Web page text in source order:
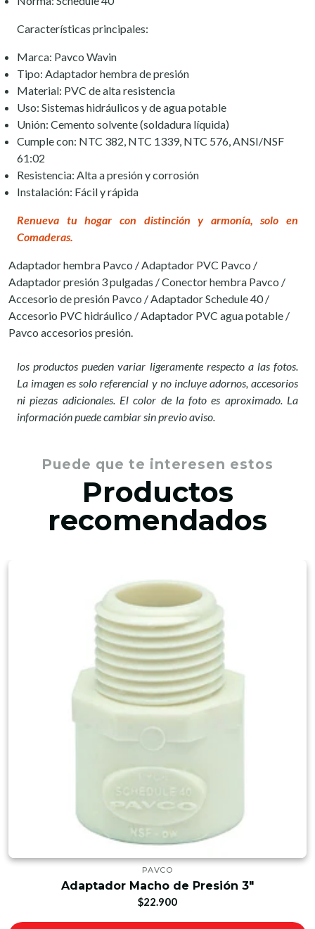
Características principales:
Marca: Pavco Wavin
Tipo: Adaptador hembra de presión
Material: PVC de alta resistencia
Uso: Sistemas hidráulicos y de agua potable
Unión: Cemento solvente (soldadura líquida)
Cumple con: NTC 382, NTC 1339, NTC 576, ANSI/NSF
61:02
Resistencia: Alta a presión y corrosión
Instalación: Fácil y rápida
Renueva tu hogar con distinción y armonía, solo en
Comaderas.
Adaptador hembra Pavco / Adaptador PVC Pavco /
Adaptador presión 3 pulgadas / Conector hembra Pavco /
Accesorio de presión Pavco / Adaptador Schedule 40 /
Accesorio PVC hidráulico / Adaptador PVC agua potable /
Pavco accesorios presión.
los productos pueden variar ligeramente respecto a las fotos.
La imagen es solo referencial y no incluye adornos, accesorios
ni piezas adicionales. El color de la foto es aproximado. La
información puede cambiar sin previo aviso.
Puede que te interesen estos
Productos
recomendados
PAVCO
Adaptador Macho de Presión 3"
$22.900